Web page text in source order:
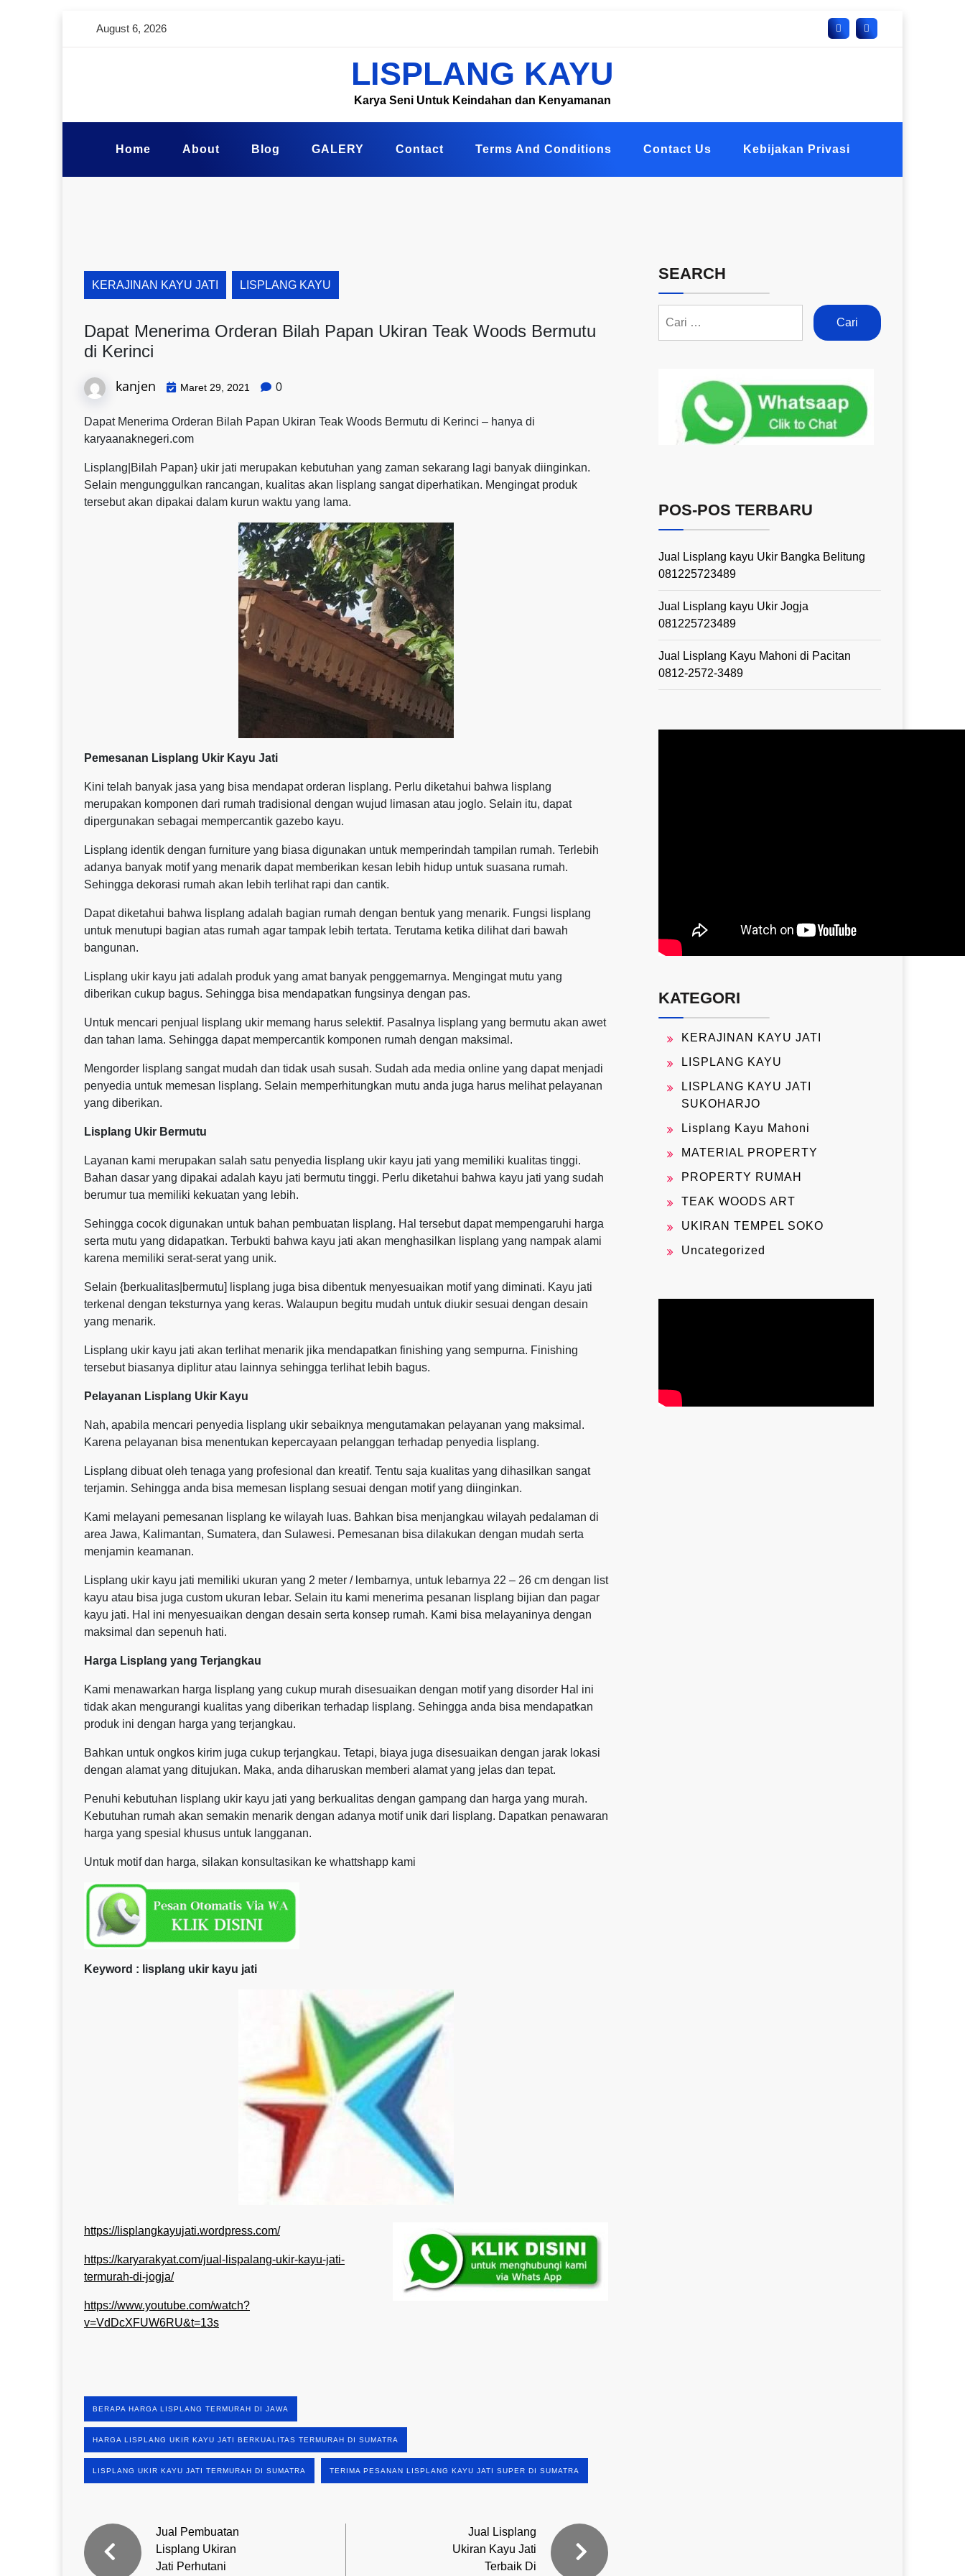
August 6, 2026
LISPLANG KAYU
Karya Seni Untuk Keindahan dan Kenyamanan
Home About Blog GALERY Contact Terms And Conditions Contact Us Kebijakan Privasi
KERAJINAN KAYU JATI LISPLANG KAYU
Dapat Menerima Orderan Bilah Papan Ukiran Teak Woods Bermutu
di Kerinci
kanjen Maret 29, 2021 0
Dapat Menerima Orderan Bilah Papan Ukiran Teak Woods Bermutu di Kerinci – hanya di
karyaanaknegeri.com
Lisplang|Bilah Papan} ukir jati merupakan kebutuhan yang zaman sekarang lagi banyak diinginkan.
Selain mengunggulkan rancangan, kualitas akan lisplang sangat diperhatikan. Mengingat produk
tersebut akan dipakai dalam kurun waktu yang lama.
Pemesanan Lisplang Ukir Kayu Jati
Kini telah banyak jasa yang bisa mendapat orderan lisplang. Perlu diketahui bahwa lisplang
merupakan komponen dari rumah tradisional dengan wujud limasan atau joglo. Selain itu, dapat
dipergunakan sebagai mempercantik gazebo kayu.
Lisplang identik dengan furniture yang biasa digunakan untuk memperindah tampilan rumah. Terlebih
adanya banyak motif yang menarik dapat memberikan kesan lebih hidup untuk suasana rumah.
Sehingga dekorasi rumah akan lebih terlihat rapi dan cantik.
Dapat diketahui bahwa lisplang adalah bagian rumah dengan bentuk yang menarik. Fungsi lisplang
untuk menutupi bagian atas rumah agar tampak lebih tertata. Terutama ketika dilihat dari bawah
bangunan.
Lisplang ukir kayu jati adalah produk yang amat banyak penggemarnya. Mengingat mutu yang
diberikan cukup bagus. Sehingga bisa mendapatkan fungsinya dengan pas.
Untuk mencari penjual lisplang ukir memang harus selektif. Pasalnya lisplang yang bermutu akan awet
dan tahan lama. Sehingga dapat mempercantik komponen rumah dengan maksimal.
Mengorder lisplang sangat mudah dan tidak usah susah. Sudah ada media online yang dapat menjadi
penyedia untuk memesan lisplang. Selain memperhitungkan mutu anda juga harus melihat pelayanan
yang diberikan.
Lisplang Ukir Bermutu
Layanan kami merupakan salah satu penyedia lisplang ukir kayu jati yang memiliki kualitas tinggi.
Bahan dasar yang dipakai adalah kayu jati bermutu tinggi. Perlu diketahui bahwa kayu jati yang sudah
berumur tua memiliki kekuatan yang lebih.
Sehingga cocok digunakan untuk bahan pembuatan lisplang. Hal tersebut dapat mempengaruhi harga
serta mutu yang didapatkan. Terbukti bahwa kayu jati akan menghasilkan lisplang yang nampak alami
karena memiliki serat-serat yang unik.
Selain {berkualitas|bermutu] lisplang juga bisa dibentuk menyesuaikan motif yang diminati. Kayu jati
terkenal dengan teksturnya yang keras. Walaupun begitu mudah untuk diukir sesuai dengan desain
yang menarik.
Lisplang ukir kayu jati akan terlihat menarik jika mendapatkan finishing yang sempurna. Finishing
tersebut biasanya diplitur atau lainnya sehingga terlihat lebih bagus.
Pelayanan Lisplang Ukir Kayu
Nah, apabila mencari penyedia lisplang ukir sebaiknya mengutamakan pelayanan yang maksimal.
Karena pelayanan bisa menentukan kepercayaan pelanggan terhadap penyedia lisplang.
Lisplang dibuat oleh tenaga yang profesional dan kreatif. Tentu saja kualitas yang dihasilkan sangat
terjamin. Sehingga anda bisa memesan lisplang sesuai dengan motif yang diinginkan.
Kami melayani pemesanan lisplang ke wilayah luas. Bahkan bisa menjangkau wilayah pedalaman di
area Jawa, Kalimantan, Sumatera, dan Sulawesi. Pemesanan bisa dilakukan dengan mudah serta
menjamin keamanan.
Lisplang ukir kayu jati memiliki ukuran yang 2 meter / lembarnya, untuk lebarnya 22 – 26 cm dengan list
kayu atau bisa juga custom ukuran lebar. Selain itu kami menerima pesanan lisplang bijian dan pagar
kayu jati. Hal ini menyesuaikan dengan desain serta konsep rumah. Kami bisa melayaninya dengan
maksimal dan sepenuh hati.
Harga Lisplang yang Terjangkau
Kami menawarkan harga lisplang yang cukup murah disesuaikan dengan motif yang disorder Hal ini
tidak akan mengurangi kualitas yang diberikan terhadap lisplang. Sehingga anda bisa mendapatkan
produk ini dengan harga yang terjangkau.
Bahkan untuk ongkos kirim juga cukup terjangkau. Tetapi, biaya juga disesuaikan dengan jarak lokasi
dengan alamat yang ditujukan. Maka, anda diharuskan memberi alamat yang jelas dan tepat.
Penuhi kebutuhan lisplang ukir kayu jati yang berkualitas dengan gampang dan harga yang murah.
Kebutuhan rumah akan semakin menarik dengan adanya motif unik dari lisplang. Dapatkan penawaran
harga yang spesial khusus untuk langganan.
Untuk motif dan harga, silakan konsultasikan ke whattshapp kami
Keyword : lisplang ukir kayu jati
https://lisplangkayujati.wordpress.com/
https://karyarakyat.com/jual-lispalang-ukir-kayu-jati-
termurah-di-jogja/
https://www.youtube.com/watch?
v=VdDcXFUW6RU&t=13s
BERAPA HARGA LISPLANG TERMURAH DI JAWA
HARGA LISPLANG UKIR KAYU JATI BERKUALITAS TERMURAH DI SUMATRA
LISPLANG UKIR KAYU JATI TERMURAH DI SUMATRA TERIMA PESANAN LISPLANG KAYU JATI SUPER DI SUMATRA
Jual Pembuatan
Lisplang Ukiran
Jati Perhutani
Jual Lisplang
Ukiran Kayu Jati
Terbaik Di
SEARCH
POS-POS TERBARU
Jual Lisplang kayu Ukir Bangka Belitung
081225723489
Jual Lisplang kayu Ukir Jogja
081225723489
Jual Lisplang Kayu Mahoni di Pacitan
0812-2572-3489
KATEGORI
KERAJINAN KAYU JATI
LISPLANG KAYU
LISPLANG KAYU JATI
SUKOHARJO
Lisplang Kayu Mahoni
MATERIAL PROPERTY
PROPERTY RUMAH
TEAK WOODS ART
UKIRAN TEMPEL SOKO
Uncategorized